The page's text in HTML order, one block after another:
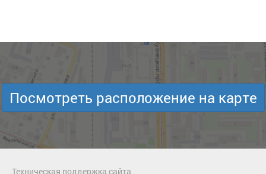
Посмотреть расположение на карте
Техническая поддержка сайта